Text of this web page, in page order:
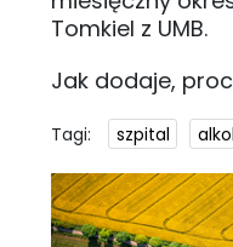
Tomkiel z UMB.
Jak dodaje,
Tagi: szpital